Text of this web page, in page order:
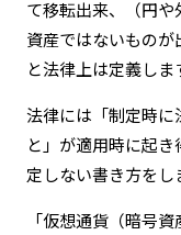
て移転出来、（円
資産ではないものが
と法律上は定義しま
法律には「制定時に
と」が適用時に起
定しない書き方をし
「仮想通貨（暗号